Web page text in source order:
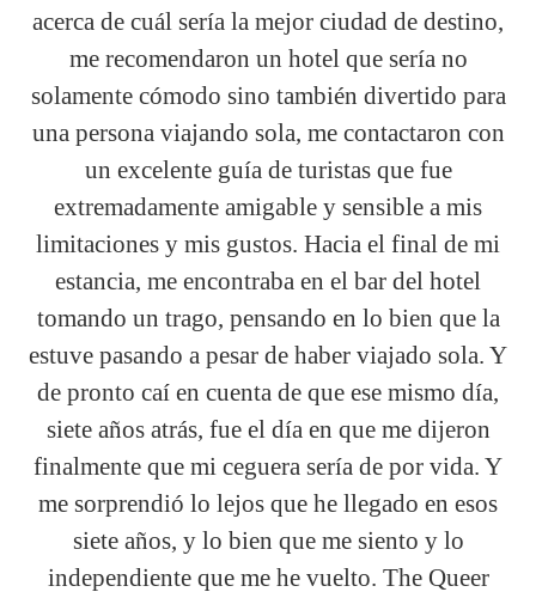
acerca de cuál sería la mejor ciudad de destino,
me recomendaron un hotel que sería no
solamente cómodo sino también divertido para
una persona viajando sola, me contactaron con
un excelente guía de turistas que fue
extremadamente amigable y sensible a mis
limitaciones y mis gustos. Hacia el final de mi
estancia, me encontraba en el bar del hotel
tomando un trago, pensando en lo bien que la
estuve pasando a pesar de haber viajado sola. Y
de pronto caí en cuenta de que ese mismo día,
siete años atrás, fue el día en que me dijeron
finalmente que mi ceguera sería de por vida. Y
me sorprendió lo lejos que he llegado en esos
siete años, y lo bien que me siento y lo
independiente que me he vuelto. The Queer